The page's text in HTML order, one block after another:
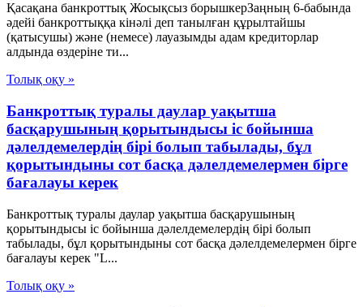
Қасақана банкроттық Жосықсыз борышкерЗаңның 6-бабында
әдейі банкроттыққа кінәлі деп танылған құрылтайшы
(қатысушы) және (немесе) лауазымды адам кредиторлар
алдында өздеріне ти...
Толық оқу »
Банкроттық туралы даулар уақытша
басқарушының қорытындысы іс бойынша
дәлелдемелердің бірі болып табылады, бұл
қорытындыны сот басқа дәлелдемелермен бірге
бағалауы керек
Банкроттық туралы даулар уақытша басқарушының
қорытындысы іс бойынша дәлелдемелердің бірі болып
табылады, бұл қорытындыны сот басқа дәлелдемелермен бірге
бағалауы керек "L...
Толық оқу »